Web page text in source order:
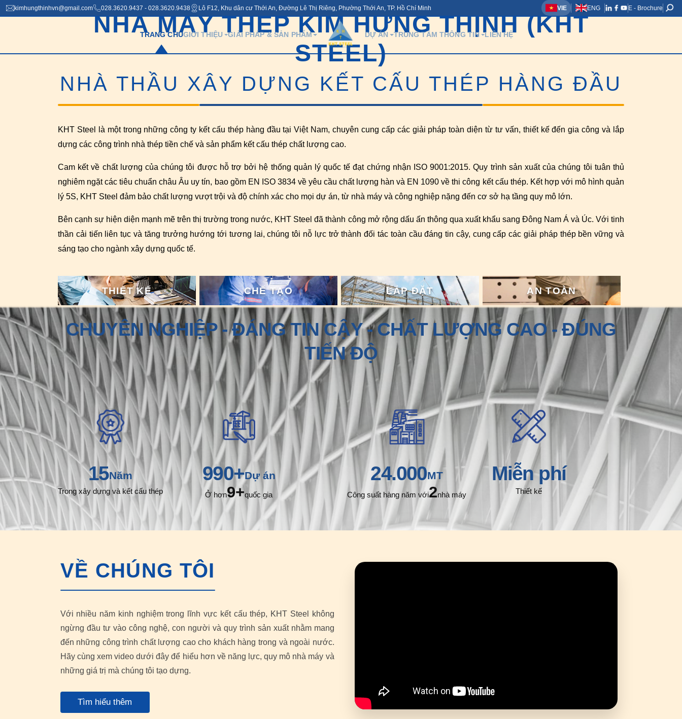
kimhungthinhvn@gmail.com 028.3620.9437 - 028.3620.9438 Lô F12, Khu dân cư Thới An, Đường Lê Thị Riêng, Phường Thới An, TP. Hồ Chí Minh VIE ENG E - Brochure
TRANG CHỦGIỚI THIỆU GIẢI PHÁP & SẢN PHẨM DỰ ÁN TRUNG TÂM THÔNG TIN LIÊN HỆ
NHÀ MÁY THÉP KIM HƯNG THỊNH (KHT
STEEL)
NHÀ THẦU XÂY DỰNG KẾT CẤU THÉP HÀNG ĐẦU
KHT Steel là một trong những công ty kết cấu thép hàng đầu tại Việt Nam, chuyên cung cấp các giải pháp toàn diện từ tư vấn, thiết kế đến gia công và lắp
dựng các công trình nhà thép tiền chế và sản phẩm kết cấu thép chất lượng cao.
Cam kết về chất lượng của chúng tôi được hỗ trợ bởi hệ thống quản lý quốc tế đạt chứng nhận ISO 9001:2015. Quy trình sản xuất của chúng tôi tuân thủ
nghiêm ngặt các tiêu chuẩn châu Âu uy tín, bao gồm EN ISO 3834 về yêu cầu chất lượng hàn và EN 1090 về thi công kết cấu thép. Kết hợp với mô hình quản
lý 5S, KHT Steel đảm bảo chất lượng vượt trội và độ chính xác cho mọi dự án, từ nhà máy và công nghiệp nặng đến cơ sở hạ tầng quy mô lớn.
Bên cạnh sự hiện diện mạnh mẽ trên thị trường trong nước, KHT Steel đã thành công mở rộng dấu ấn thông qua xuất khẩu sang Đông Nam Á và Úc. Với tinh
thần cải tiến liên tục và tăng trưởng hướng tới tương lai, chúng tôi nỗ lực trở thành đối tác toàn cầu đáng tin cậy, cung cấp các giải pháp thép bền vững và
sáng tạo cho ngành xây dựng quốc tế.
THIẾT KẾ CHẾ TẠO LẮP ĐẶT AN TOÀN
CHUYÊN NGHIỆP - ĐÁNG TIN CẬY - CHẤT LƯỢNG CAO - ĐÚNG
TIẾN ĐỘ
15Năm
Trong xây dựng và kết cấu thép
990+Dự án
Ở hơn9+quốc gia
24.000MT
Công suất hàng năm với2nhà máy
Miễn phí
Thiết kế
VỀ CHÚNG TÔI
Với nhiều năm kinh nghiệm trong lĩnh vực kết cấu thép, KHT Steel không
ngừng đầu tư vào công nghệ, con người và quy trình sản xuất nhằm mang
đến những công trình chất lượng cao cho khách hàng trong và ngoài nước.
Hãy cùng xem video dưới đây để hiểu hơn về năng lực, quy mô nhà máy và
những giá trị mà chúng tôi tạo dựng.
Tìm hiểu thêm